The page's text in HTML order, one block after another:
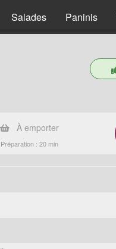
Salades Paninis
À emporter
Préparation : 20 min